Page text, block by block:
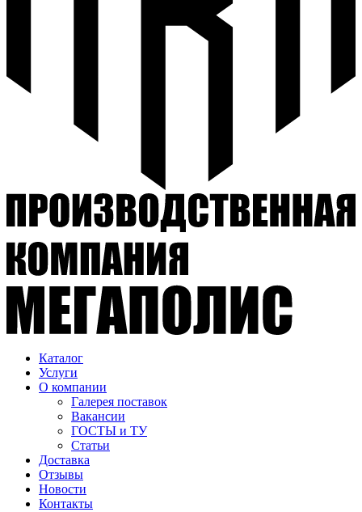
Каталог
Услуги
О компании
Галерея поставок
Вакансии
ГОСТЫ и ТУ
Статьи
Доставка
Отзывы
Новости
Контакты